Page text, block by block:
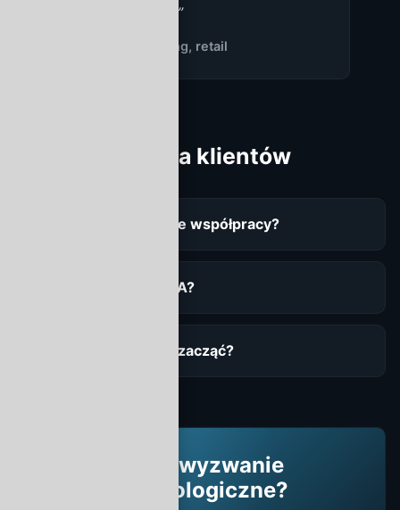
każdym etapie.”
— VP Engineering, retail
Pytania klientów
Jak wyglądają modele współpracy?
Czy podpisujecie NDA?
Jak szybko możecie zacząć?
Masz wyzwanie
technologiczne?